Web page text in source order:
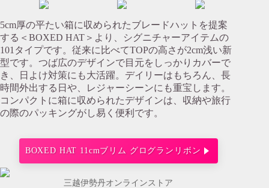
5cm厚の平たい箱に収められたブレードハットを提案
する＜BOXED HAT＞より、シグニチャーアイテムの
101タイプです。従来に比べてTOPの高さが2cm浅い新
型です。つば広のデザインで目元をしっかりカバーで
き、日よけ対策にも大活躍。デイリーはもちろん、長
時間外出する日や、レジャーシーンにも重宝します。
コンパクトに箱に収められたデザインは、収納や旅行
の際のパッキングがし易く便利です。
BOXED HAT 11cmブリム グログランリボン
三越伊勢丹オンラインストア